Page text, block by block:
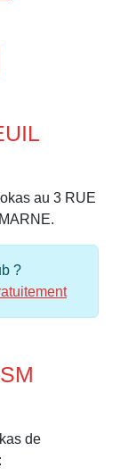
au 3 RUE
?
de